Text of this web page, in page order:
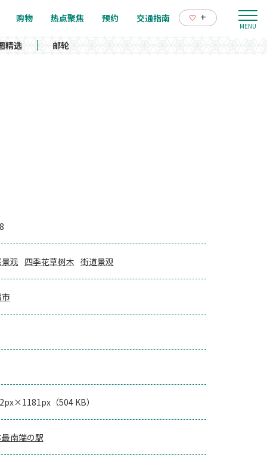
购物 热点聚焦 预约 交通指南 +
精选 邮轮
观 四季花草树木 街道景观
（504 KB）
最南端の駅